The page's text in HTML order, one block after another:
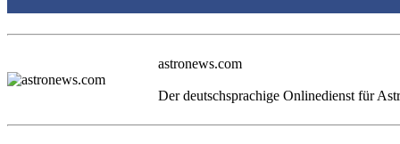
astronews.com
Der deutschsprachige Onlinedienst für